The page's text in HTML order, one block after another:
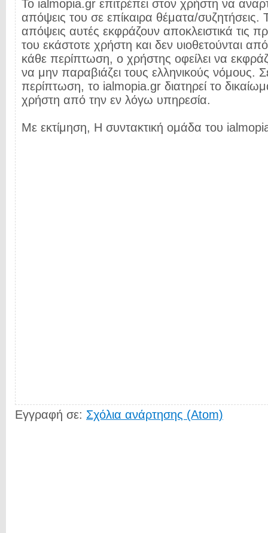
Το ialmopia.gr επιτρέπει στον χρήστη να
απόψεις του σε επίκαιρα θέματα/συζητήσεις.
απόψεις αυτές εκφράζουν αποκλειστικά τις
του εκάστοτε χρήστη και δεν υιοθετούνται
κάθε περίπτωση, ο χρήστης οφείλει να
να μην παραβιάζει τους ελληνικούς νόμους.
περίπτωση, το ialmopia.gr διατηρεί το
χρήστη από την εν λόγω υπηρεσία.
Με εκτίμηση, Η συντακτική ομάδα του
Εγγραφή σε: Σχόλια ανάρτησης (Atom)